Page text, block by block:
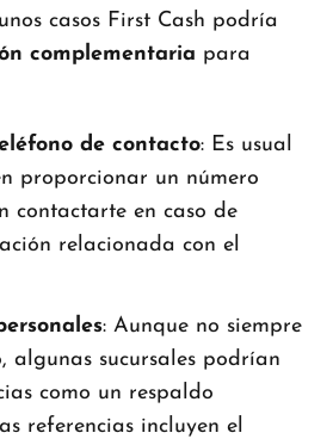
casos First Cash podría
complementaria para
de contacto: Es usual
proporcionar un número
contactarte en caso de
relacionada con el
: Aunque no siempre
algunas sucursales podrían
como un respaldo
referencias incluyen el